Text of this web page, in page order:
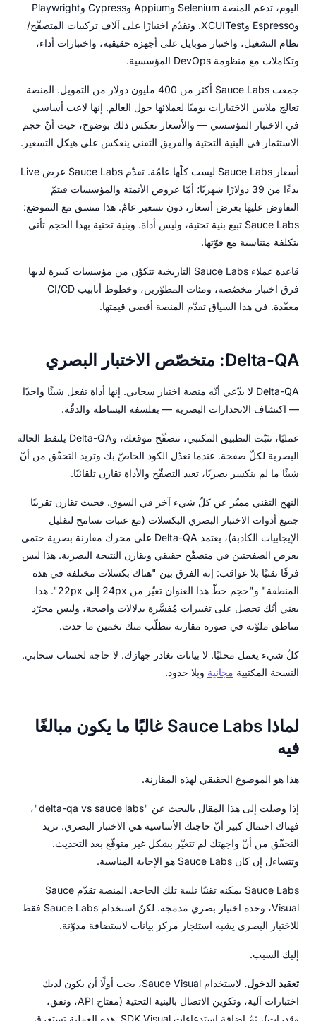
اليوم، تدعم المنصة Selenium وAppium وCypress وPlaywright
وEspresso وXCUITest. وتقدّم اختبارًا على آلاف تركيبات المتصفّح/
نظام التشغيل، واختبار موبايل على أجهزة حقيقية، واختبارات أداء،
وتكاملات مع منظومة DevOps المؤسسية.
جمعت Sauce Labs أكثر من 400 مليون دولار من التمويل. المنصة
تعالج ملايين الاختبارات يوميًا لعملائها حول العالم. إنها لاعب أساسي
في الاختبار المؤسسي — والأسعار تعكس ذلك بوضوح، حيث أنّ حجم
الاستثمار في البنية التحتية والفريق التقني ينعكس على هيكل التسعير.
أسعار Sauce Labs ليست كلّها عامّة. تقدّم Sauce Labs عرض Live
بدءًا من 39 دولارًا شهريًا؛ أمّا عروض الأتمتة والمؤسسات فيتمّ
التفاوض عليها بعرض أسعار، دون تسعير عامّ. هذا متسق مع التموضع:
Sauce Labs تبيع بنية تحتية، وليس أداة. وبنية تحتية بهذا الحجم تأتي
بتكلفة متناسبة مع قوّتها.
قاعدة عملاء Sauce Labs التاريخية تتكوّن من مؤسسات كبيرة لديها
فرق اختبار مخصّصة، ومئات المطوّرين، وخطوط أنابيب CI/CD
معقّدة. في هذا السياق تقدّم المنصة أقصى قيمتها.
Delta-QA: متخصّص الاختبار البصري
Delta-QA لا يدّعي أنّه منصة اختبار سحابي. إنها أداة تفعل شيئًا واحدًا
— اكتشاف الانحدارات البصرية — بفلسفة البساطة والدقّة.
عمليًا، تثبّت التطبيق المكتبي، تتصفّح موقعك، وDelta-QA يلتقط الحالة
البصرية لكلّ صفحة. عندما تعدّل الكود الخاصّ بك وتريد التحقّق من أنّ
شيئًا ما لم ينكسر بصريًا، تعيد التصفّح والأداة تقارن تلقائيًا.
النهج التقني مميّز عن كلّ شيء آخر في السوق. فحيث تقارن تقريبًا
جميع أدوات الاختبار البصري البكسلات (مع عتبات تسامح لتقليل
الإيجابيات الكاذبة)، يعتمد Delta-QA على محرك مقارنة بصرية حتمي
يعرض الصفحتين في متصفّح حقيقي ويقارن النتيجة البصرية. هذا ليس
فرقًا تقنيًا بلا عواقب: إنه الفرق بين "هناك بكسلات مختلفة في هذه
المنطقة" و"حجم خطّ هذا العنوان تغيّر من 24px إلى 22px". هذا
يعني أنّك تحصل على تغييرات مُفسَّرة بدلالات واضحة، وليس مجرّد
مناطق ملوّنة في صورة مقارنة تتطلّب منك تخمين ما حدث.
كلّ شيء يعمل محليًا. لا بيانات تغادر جهازك. لا حاجة لحساب سحابي.
النسخة المكتبية مجانية وبلا حدود.
لماذا Sauce Labs غالبًا ما يكون مبالغًا
فيه
هذا هو الموضوع الحقيقي لهذه المقارنة.
إذا وصلت إلى هذا المقال بالبحث عن "delta-qa vs sauce labs"،
فهناك احتمال كبير أنّ حاجتك الأساسية هي الاختبار البصري. تريد
التحقّق من أنّ واجهتك لم تتغيّر بشكل غير متوقّع بعد التحديث.
وتتساءل إن كان Sauce Labs هو الإجابة المناسبة.
Sauce Labs يمكنه تقنيًا تلبية تلك الحاجة. المنصة تقدّم Sauce
Visual، وحدة اختبار بصري مدمجة. لكنّ استخدام Sauce Labs فقط
للاختبار البصري يشبه استئجار مركز بيانات لاستضافة مدوّنة.
إليك السبب.
تعقيد الدخول.
لاستخدام Sauce Visual، يجب أولًا أن يكون لديك
اختبارات آلية، وتكوين الاتصال بالبنية التحتية (مفتاح API، ونفق،
وقدرات)، ثمّ إضافة استدعاءات SDK Visual. هذه العملية تستغرق